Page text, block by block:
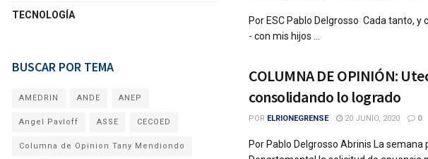
Por ESC Pablo Delgrosso Cada tanto,
- con mis hijos ...
COLUMNA DE OPINIÓN:
consolidando lo logrado
POR ELRIONEGRENSE 20 JUNIO, 2020 0
Por Pablo Delgrosso Abrinis La
TECNOLOGÍA
BUSCAR POR TEMA
AMEDRIN ANDE ANEP
Angel Pavloff ASSE CECOED
Columna de Opinion Tany Mendiondo